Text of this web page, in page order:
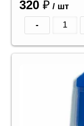
320 ₽ / шт
-